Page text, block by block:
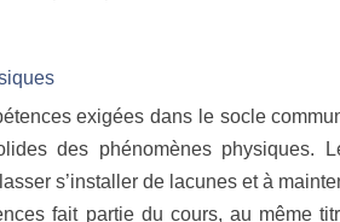
exigées dans le socle
des phénomènes physiques.
s’installer de lacunes et à
fait partie du cours, au même